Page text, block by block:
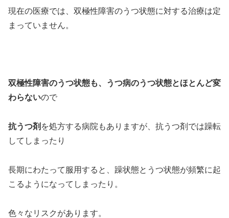
現在の医療では、双極性障害のうつ状態に対する治療は定
まっていません。
双極性障害のうつ状態も、うつ病のうつ状態とほとんど変
わらないので
抗うつ剤 を処方する病院もありますが、抗うつ剤では躁転
してしまったり
長期にわたって服用すると、躁状態とうつ状態が頻繁に起
こるようになってしまったり。
色々なリスクがあります。